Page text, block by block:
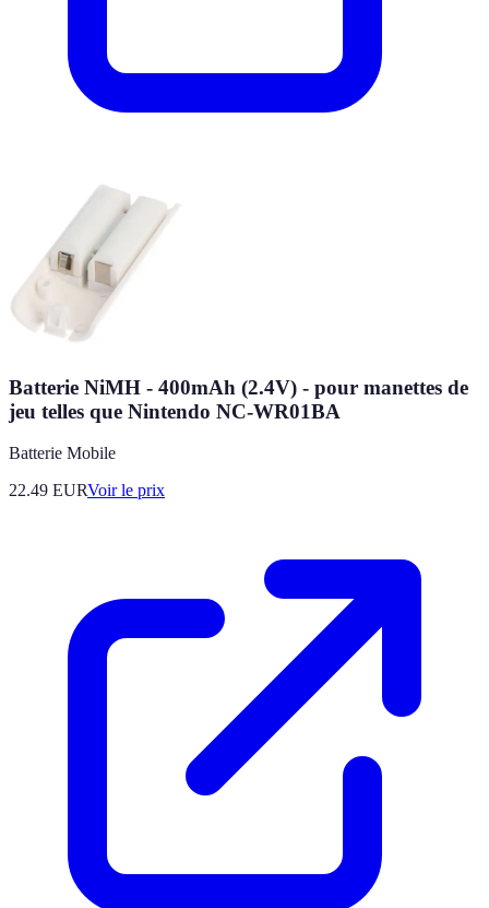
Batterie NiMH - 400mAh (2.4V) - pour manettes de
jeu telles que Nintendo NC-WR01BA
Batterie Mobile
22.49 EURVoir le prix